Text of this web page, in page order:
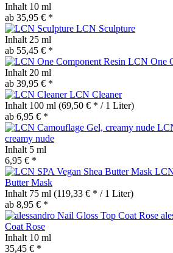
Inhalt 10 ml
ab 35,95 € *
LCN Sculpture
Inhalt 25 ml
ab 55,45 € *
LCN One
Inhalt 20 ml
ab 39,95 € *
LCN Cleaner
Inhalt 100 ml (69,50 € * / 1 Liter)
ab 6,95 € *
creamy nude
Inhalt 5 ml
6,95 € *
Butter Mask
Inhalt 75 ml (119,33 € * / 1 Liter)
ab 8,95 € *
Coat Rose
Inhalt 10 ml
35,45 € *